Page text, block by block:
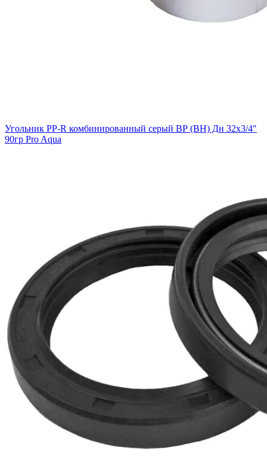
Угольник PP-R комбинированный серый ВР (ВН) Дн 32х3/4″
90гр Pro Aqua